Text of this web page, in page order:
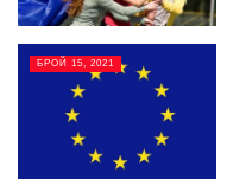
БРОЙ 15, 2021